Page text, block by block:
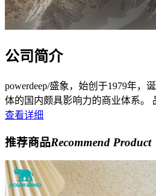
公司简介
powerdeep/盛象，始创于1979年
体的国内颇具影响力的商业体系。
查看详细
推荐商品Recommend Product